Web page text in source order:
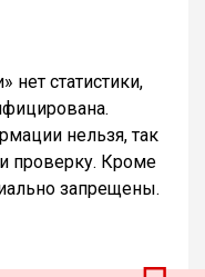
нет статистики,
нельзя, так
проверку. Кроме
запрещены.